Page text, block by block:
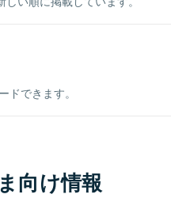
できます。
向け情報